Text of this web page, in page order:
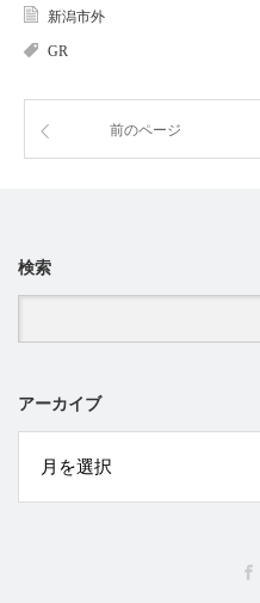
新潟市外
GR
前のページ
検索
アーカイブ